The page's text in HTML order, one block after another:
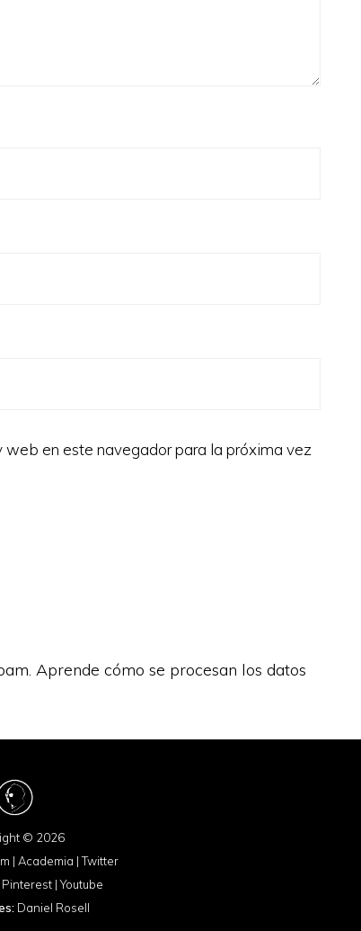
web en este navegador para la próxima vez
Aprende cómo se procesan los datos
© 2026
| Academia |Twitter
Pinterest|Youtube
Daniel Rosell